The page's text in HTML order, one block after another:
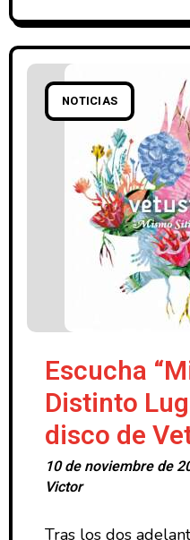
propia cantante
NOTICIAS
Escucha
Distinto
disco de
10 de noviembre de
Victor
Tras los dos